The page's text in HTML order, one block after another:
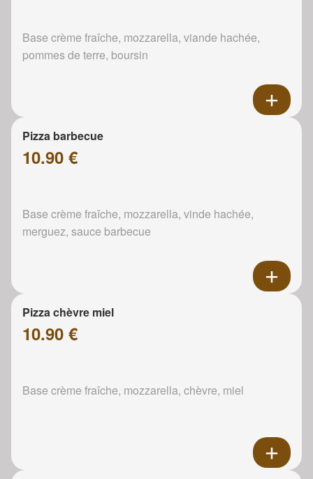
Base crème fraîche, mozzarella, viande hachée,
pommes de terre, boursin
Pizza barbecue
10.90 €
Base crème fraîche, mozzarella, vinde hachée,
merguez, sauce barbecue
Pizza chèvre miel
10.90 €
Base crème fraîche, mozzarella, chèvre, miel